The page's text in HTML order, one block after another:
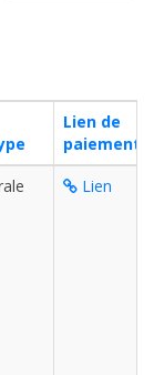
Lien de
paiement
Lien